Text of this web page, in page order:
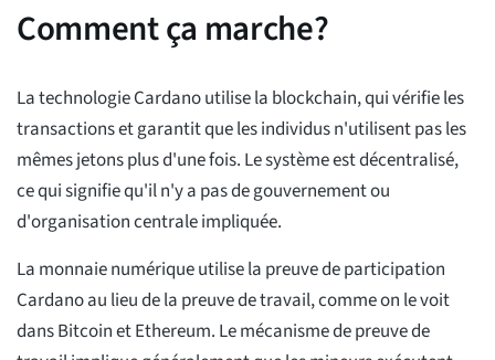
Comment ça marche?
La technologie Cardano utilise la blockchain, qui vérifie les
transactions et garantit que les individus n'utilisent pas les
mêmes jetons plus d'une fois. Le système est décentralisé,
ce qui signifie qu'il n'y a pas de gouvernement ou
d'organisation centrale impliquée.
La monnaie numérique utilise la preuve de participation
Cardano au lieu de la preuve de travail, comme on le voit
dans Bitcoin et Ethereum. Le mécanisme de preuve de